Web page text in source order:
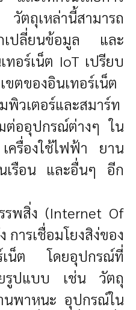
ตถุเหล่านี้สามารถ
ปลี่ยนข้อมูล และ
ทอร์เน็ต IoT เปรียบ
ตของอินเทอร์เน็ต
พิวเตอร์และสมาร์ท
ต่ออุปกรณ์ต่างๆ ใน
ครื่องใช้ไฟฟ้า ยาน
รือน และอื่นๆ อีก
รพสิ่ง (Internet Of
การเชื่อมโยงสิง่ของ
ร์เน็ต โดยอุปกรณ์ที่
ยรูปแบบ เช่น วัตถุ
นพาหนะ อุปกรณ์ใน